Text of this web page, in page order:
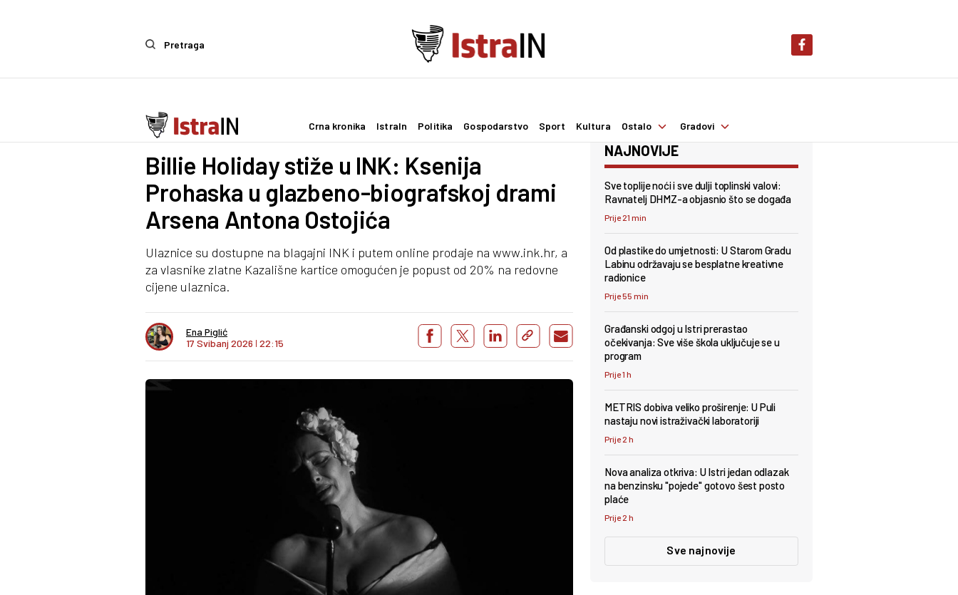
Pretraga
Crna kronika IstraIn Politika Gospodarstvo Sport Kultura Ostalo Gradovi
Kultura
Billie Holiday stiže u INK: Ksenija
Prohaska u glazbeno-biografskoj drami
Arsena Antona Ostojića
Ulaznice su dostupne na blagajni INK i putem online prodaje na www.ink.hr, a
za vlasnike zlatne Kazališne kartice omogućen je popust od 20% na redovne
cijene ulaznica.
Ena Piglić
17 Svibanj 2026 I 22:15
NAJNOVIJE
Sve toplije noći i sve dulji toplinski valovi:
Ravnatelj DHMZ-a objasnio što se događa
Prije 21 min
Od plastike do umjetnosti: U Starom Gradu
Labinu održavaju se besplatne kreativne
radionice
Prije 55 min
Građanski odgoj u Istri prerastao
očekivanja: Sve više škola uključuje se u
program
Prije 1 h
METRIS dobiva veliko proširenje: U Puli
nastaju novi istraživački laboratoriji
Prije 2 h
Nova analiza otkriva: U Istri jedan odlazak
na benzinsku "pojede" gotovo šest posto
plaće
Prije 2 h
Sve najnovije